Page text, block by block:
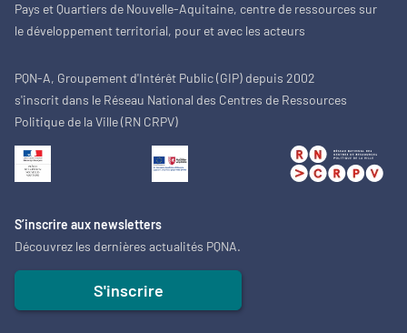
Pays et Quartiers de Nouvelle-Aquitaine, centre de ressources sur
le développement territorial, pour et avec les acteurs
PQN-A, Groupement d'Intérêt Public (GIP) depuis 2002
s'inscrit dans le Réseau National des Centres de Ressources
Politique de la Ville (RN CRPV)
S’inscrire aux newsletters
Découvrez les dernières actualités PQNA.
S'inscrire